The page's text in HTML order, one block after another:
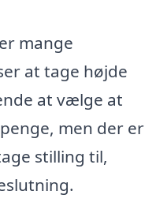
mange
at tage højde
at vælge at
men der er
stilling til,